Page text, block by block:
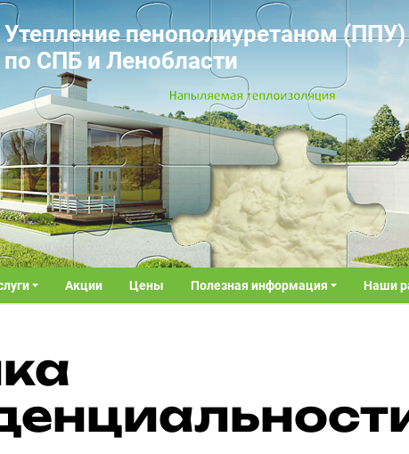
Утепление пенополиуретаном (ППУ)
по СПБ и Ленобласти
Акции Цены Полезная информация Наши